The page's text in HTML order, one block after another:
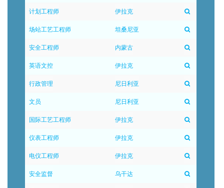
计划工程师 伊拉克
场站工艺工程师 坦桑尼亚
安全工程师 内蒙古
英语文控 伊拉克
行政管理 尼日利亚
文员 尼日利亚
国际工艺工程师 伊拉克
仪表工程师 伊拉克
电仪工程师 伊拉克
安全监督 乌干达